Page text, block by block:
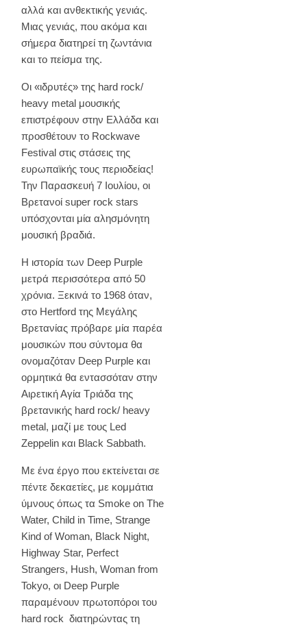
αλλά και ανθεκτικής γενιάς.
Μιας γενιάς, που ακόμα και
σήμερα διατηρεί τη ζωντάνια
και το πείσμα της.
Οι «ιδρυτές» της hard rock/
heavy metal μουσικής
επιστρέφουν στην Ελλάδα και
προσθέτουν το Rockwave
Festival στις στάσεις της
ευρωπαϊκής τους περιοδείας!
Την Παρασκευή 7 Ιουλίου, οι
Βρετανοί super rock stars
υπόσχονται μία αλησμόνητη
μουσική βραδιά.
Η ιστορία των Deep Purple
μετρά περισσότερα από 50
χρόνια. Ξεκινά το 1968 όταν,
στο Hertford της Μεγάλης
Βρετανίας πρόβαρε μία παρέα
μουσικών που σύντομα θα
ονομαζόταν Deep Purple και
ορμητικά θα εντασσόταν στην
Αιρετική Αγία Τριάδα της
βρετανικής hard rock/ heavy
metal, μαζί με τους Led
Zeppelin και Black Sabbath.
Με ένα έργο που εκτείνεται σε
πέντε δεκαετίες, με κομμάτια
ύμνους όπως τα Smoke on The
Water, Child in Time, Strange
Kind of Woman, Black Night,
Highway Star, Perfect
Strangers, Hush, Woman from
Tokyo, οι Deep Purple
παραμένουν πρωτοπόροι του
hard rock διατηρώντας τη